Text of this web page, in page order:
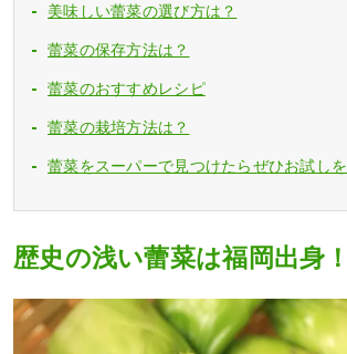
美味しい蕾菜の選び方は？
蕾菜の保存方法は？
蕾菜のおすすめレシピ
蕾菜の栽培方法は？
蕾菜をスーパーで見つけたらぜひお試しを
歴史の浅い蕾菜は福岡出身！